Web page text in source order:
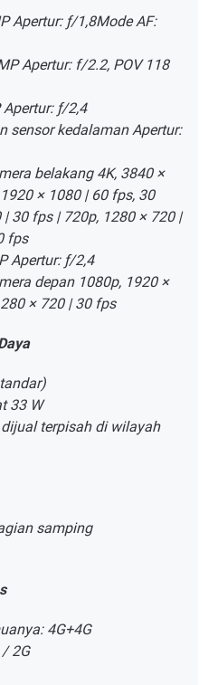
Apertur: ƒ/1,8Mode AF:
Apertur: f/2.2, POV 118
ƒ/2,4
sensor kedalaman Apertur:
belakang 4K, 3840 ×
× 1080 | 60 fps, 30
30 fps | 720p, 1280 × 720 |
fps
Apertur: ƒ/2,4
depan 1080p, 1920 ×
× 720 | 30 fps
33 W
terpisah di wilayah
samping
4G+4G
2G